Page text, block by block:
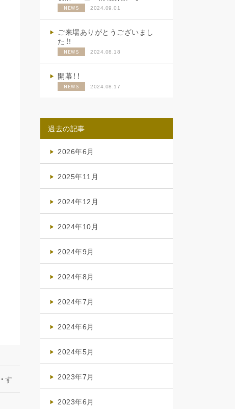
す
NEWS 2024.09.01
ご来場ありがとうございまし
た！!
NEWS 2024.08.18
開幕！！
NEWS 2024.08.17
過去の記事
2026年6月
2025年11月
2024年12月
2024年10月
2024年9月
2024年8月
2024年7月
2024年6月
2024年5月
2023年7月
2023年6月